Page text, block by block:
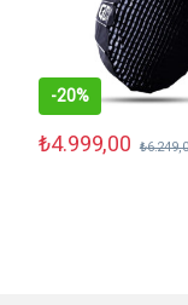
-20%
₺4.999,00 ₺